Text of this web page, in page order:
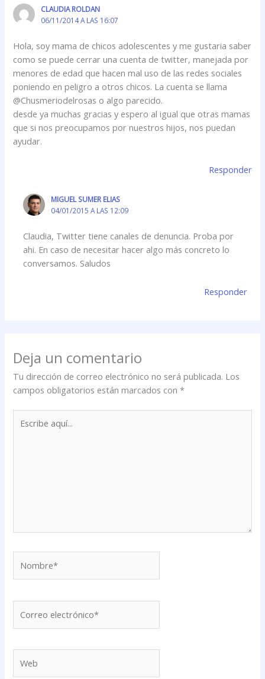
CLAUDIA ROLDAN
06/11/2014 A LAS 16:07
Hola, soy mama de chicos adolescentes y me gustaria saber
como se puede cerrar una cuenta de twitter, manejada por
menores de edad que hacen mal uso de las redes sociales
poniendo en peligro a otros chicos. La cuenta se llama
@Chusmeriodelrosas o algo parecido.
desde ya muchas gracias y espero al igual que otras mamas
que si nos preocupamos por nuestros hijos, nos puedan
ayudar.
Responder
MIGUEL SUMER ELIAS
04/01/2015 A LAS 12:09
Claudia, Twitter tiene canales de denuncia. Proba por
ahi. En caso de necesitar hacer algo más concreto lo
conversamos. Saludos
Responder
Deja un comentario
Tu dirección de correo electrónico no será publicada. Los
campos obligatorios están marcados con*
aquí...
electrónico*